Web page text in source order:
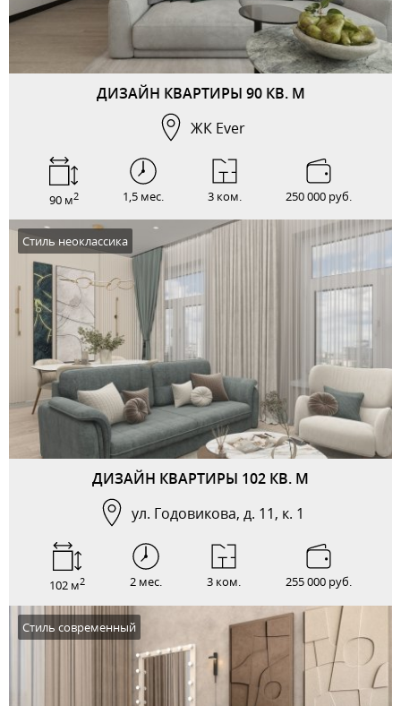
ДИЗАЙН КВАРТИРЫ 90 КВ. М
ЖК Ever
90 м2 1,5 мес. 3 ком. 250 000 руб.
ДИЗАЙН КВАРТИРЫ 102 КВ. М
ул. Годовикова, д. 11, к. 1
Стиль неоклассика
102 м2 2 мес. 3 ком. 255 000 руб.
Стиль современный